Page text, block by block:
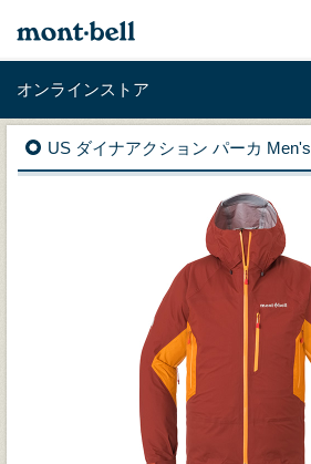
オンラインストア
US ダイナアクション パーカ Men's